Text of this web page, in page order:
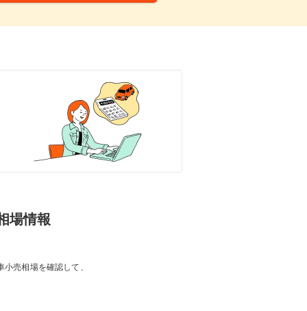
場情報
売相場を確認して、